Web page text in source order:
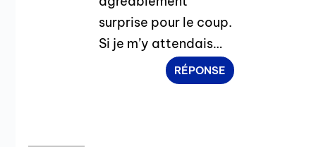
surprise pour le coup.
Si je m’y attendais…
RÉPONSE